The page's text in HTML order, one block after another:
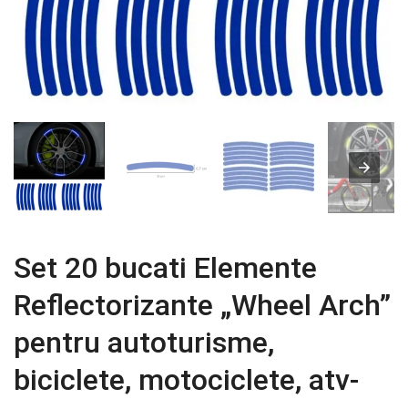
Set 20 bucati Elemente
Reflectorizante „Wheel Arch”
pentru autoturisme,
biciclete, motociclete, atv-